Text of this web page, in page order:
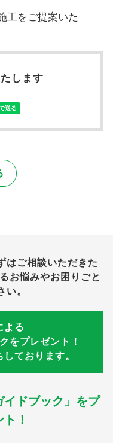
工をご提案いた
します
はご相談いただきた
お悩みやお困りごと
い。
よる
をプレゼント！
ております。
イドブック」をプ
！